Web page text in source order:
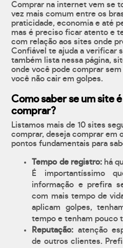
Comprar na internet vem se
vez mais comum entre os
praticidade, economia e até
mas é preciso ficar atento e
com relação aos sites onde
Confiável te ajuda a verificar
também lista nessa página,
onde você pode comprar
você não cair em golpes.
Como saber se um site
comprar?
Listamos mais de 10 sites
comprar, deseja comprar em
pontos fundamentais para
Tempo de registro:há
É importantíssimo
informação e prefira
com mais tempo de
aplicam golpes,
tempo e tenham pouco
Reputação: atenção
de outros clientes.